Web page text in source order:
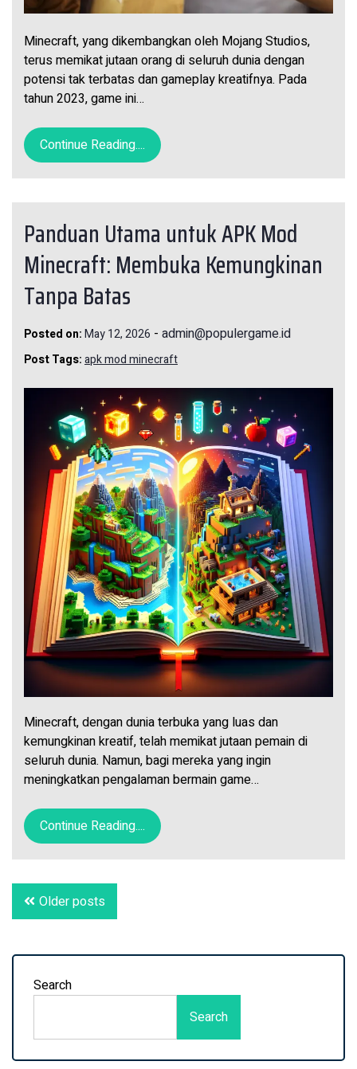
Minecraft, yang dikembangkan oleh Mojang Studios,
terus memikat jutaan orang di seluruh dunia dengan
potensi tak terbatas dan gameplay kreatifnya. Pada
tahun 2023, game ini…
Continue Reading....
Panduan Utama untuk APK Mod
Minecraft: Membuka Kemungkinan
Tanpa Batas
Posted on:May 12, 2026 - admin@populergame.id
Post Tags:apk mod minecraft
Minecraft, dengan dunia terbuka yang luas dan
kemungkinan kreatif, telah memikat jutaan pemain di
seluruh dunia. Namun, bagi mereka yang ingin
meningkatkan pengalaman bermain game…
Continue Reading....
Posts
navigation
Older posts
Search
Search